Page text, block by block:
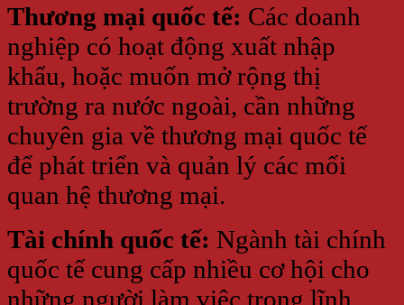
Thương mại quốc tế: Các doanh
nghiệp có hoạt động xuất nhập
khẩu, hoặc muốn mở rộng thị
trường ra nước ngoài, cần những
chuyên gia về thương mại quốc tế
để phát triển và quản lý các mối
quan hệ thương mại.
Tài chính quốc tế: Ngành tài chính
quốc tế cung cấp nhiều cơ hội cho
những người làm việc trong lĩnh